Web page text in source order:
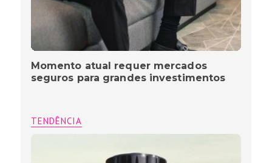
Momento atual requer mercados
seguros para grandes investimentos
TENDÊNCIA